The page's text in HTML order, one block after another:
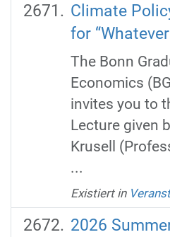
Climate
for
The Bonn
Economics
invites you to
Lecture given
Krusell
...
Existiert in
2026